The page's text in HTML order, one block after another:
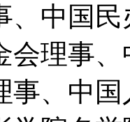
、中国
会理事
事、中